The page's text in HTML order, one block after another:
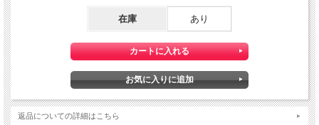
が、試行錯誤した結果、刈屋の土地が梨に向いて
いることがわかったのです。
在庫 あり
返品についての詳細はこちら